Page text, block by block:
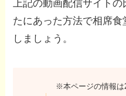
上記の動画配信サイト
たにあった方法で相席
しましょう。
※本ページの情報は